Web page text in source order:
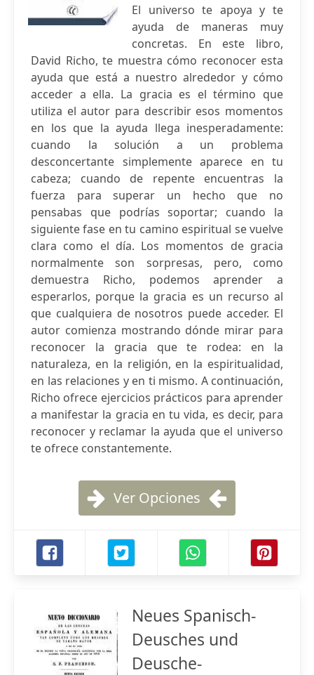
El universo te apoya y te
ayuda de maneras muy
concretas. En este libro,
David Richo, te muestra cómo reconocer esta
ayuda que está a nuestro alrededor y cómo
acceder a ella. La gracia es el término que
utiliza el autor para describir esos momentos
en los que la ayuda llega inesperadamente:
cuando la solución a un problema
desconcertante simplemente aparece en tu
cabeza; cuando de repente encuentras la
fuerza para superar un hecho que no
pensabas que podrías soportar; cuando la
siguiente fase en tu camino espiritual se vuelve
clara como el día. Los momentos de gracia
normalmente son sorpresas, pero, como
demuestra Richo, podemos aprender a
esperarlos, porque la gracia es un recurso al
que cualquiera de nosotros puede acceder. El
autor comienza mostrando dónde mirar para
reconocer la gracia que te rodea: en la
naturaleza, en la religión, en la espiritualidad,
en las relaciones y en ti mismo. A continuación,
Richo ofrece ejercicios prácticos para aprender
a manifestar la gracia en tu vida, es decir, para
reconocer y reclamar la ayuda que el universo
te ofrece constantemente.
Ver Opciones
Neues Spanisch-
Deusches und
Deusche-